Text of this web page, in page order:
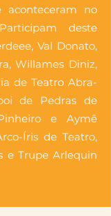
aconteceram no
deste
Val Donato,
Willames Diniz,
de Teatro Abra-
de Pedras de
e Aymê
Íris de Teatro,
e Trupe Arlequin